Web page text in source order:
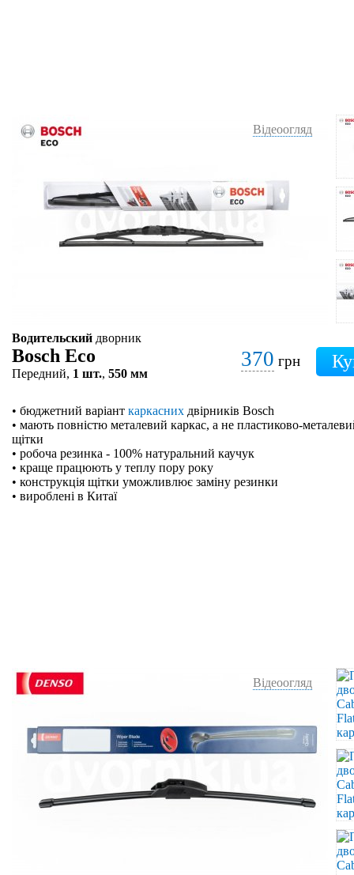
Відеоогляд
Водительский дворник
Bosch Eco
Передний, 1 шт., 550 мм
370 грн
• бюджетний варіант каркасних двірників Bosch
• мають повністю металевий каркас, а не пластиково-
щітки
• робоча резинка - 100% натуральний каучук
• краще працюють у теплу пору року
• конструкція щітки уможливлює заміну резинки
• вироблені в Китаї
Відеоогляд